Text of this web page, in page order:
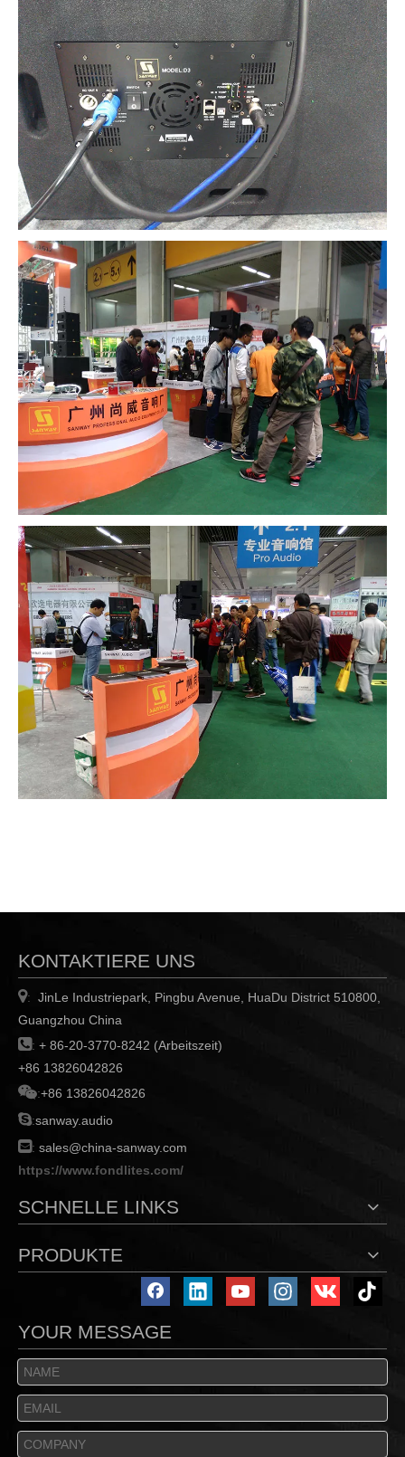
KONTAKTIERE UNS
:
JinLe Industriepark, Pingbu Avenue, HuaDu District 510800,
Guangzhou China
: + 86-20-3770-8242 (Arbeitszeit)
+86 13826042826
:+86 13826042826
:sanway.audio
: sales@china-sanway.com
https://www.fondlites.com/
SCHNELLE LINKS
PRODUKTE
YOUR MESSAGE